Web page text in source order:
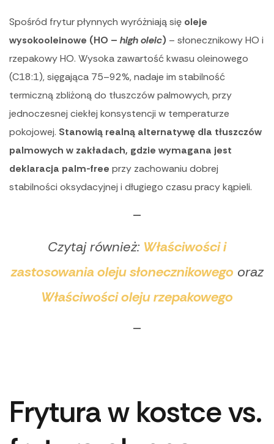
Spośród frytur płynnych wyróżniają się oleje
wysokooleinowe (HO – high oleic) – słonecznikowy HO i
rzepakowy HO. Wysoka zawartość kwasu oleinowego
(C18:1), sięgająca 75–92%, nadaje im stabilność
termiczną zbliżoną do tłuszczów palmowych, przy
jednoczesnej ciekłej konsystencji w temperaturze
pokojowej. Stanowią realną alternatywę dla tłuszczów
palmowych w zakładach, gdzie wymagana jest
deklaracja palm-free przy zachowaniu dobrej
stabilności oksydacyjnej i długiego czasu pracy kąpieli.
—
Czytaj również: Właściwości i
zastosowania oleju słonecznikowego oraz
Właściwości oleju rzepakowego
—
Frytura w kostce vs.